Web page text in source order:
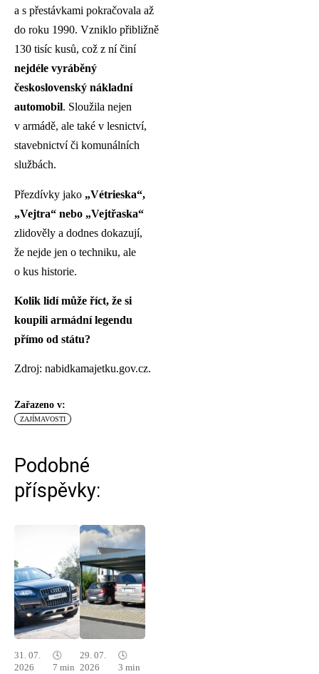
a s přestávkami pokračovala až
do roku 1990. Vzniklo přibližně
130 tisíc kusů, což z ní činí
nejdéle vyráběný
československý nákladní
automobil. Sloužila nejen
v armádě, ale také v lesnictví,
stavebnictví či komunálních
službách.
Přezdívky jako „Vétrieska“,
„Vejtra“ nebo „Vejtřaska“
zlidověly a dodnes dokazují,
že nejde jen o techniku, ale
o kus historie.
Kolik lidí může říct, že si
koupili armádní legendu
přímo od státu?
Zdroj: nabidkamajetku.gov.cz.
Zařazeno v:
ZAJÍMAVOSTI
Podobné
příspěvky:
31. 07.
2026
🕓
7 min
29. 07.
2026
🕓
3 min